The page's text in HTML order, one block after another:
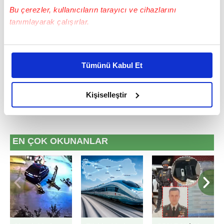
Bu çerezler, kullanıcıların tarayıcı ve cihazlarını
tanımlayarak çalışırlar.
Bu çerezlere izin vermeniz halinde sizlere özel
daha iyi reklam deneyimi yaşatabiliriz. Bunu yaparken
amacımızın size daha iyi bir reklam deneyimi sunmak
olduğunu ve sizlere en iyi içerikleri sunabilmek adına
elimizden gelen çabayı gösterdiğimizi ve bu noktada,
reklamların maliyetlerimizi karşılamak noktasında tek gelir
Her halükârda, kullanıcılar, bu çerezlere izin vermedikleri
takdirde, kullanıcılara hedefli reklamlar
gösterilmeyecektir."
Sizlere daha iyi bir hizmet sunabilmek için İnternet
Sitemizde kendimize ve üçüncü kişilere ait çerezler
Tümünü Kabul Et
Kişiselleştir
Doğukan Yıldırım - Editör
EN ÇOK OKUNANLAR